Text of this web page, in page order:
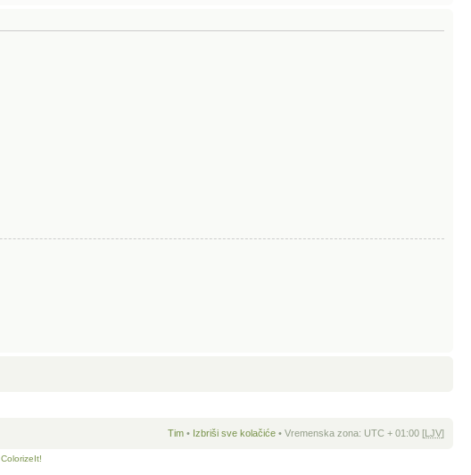
Tim • Izbriši sve kolačiće • Vremenska zona: UTC + 01:00 [LJV]
ColorizeIt!